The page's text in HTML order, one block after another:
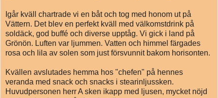
Igår kväll chartrade vi en båt och tog med honom ut på
Vättern. Det blev en perfekt kväll med välkomstdrink på
soldäck, god buffé och diverse upptåg. Vi gick i land på
Grönön. Luften var ljummen. Vatten och himmel färgades
rosa och lila av solen som just försvunnit bakom horisonten.
Kvällen avslutades hemma hos "chefen" på hennes
veranda med snack och snacks i stearinljussken.
Huvudpersonen herr A sken ikapp med ljusen, mycket nöjd